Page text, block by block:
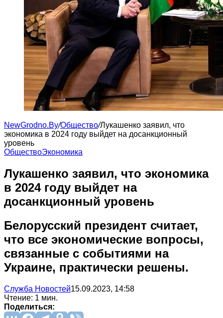
NewGrodno.By/Общество/Лукашенко заявил, что
экономика в 2024 году выйдет на досанкционный
уровень
ОбществоЭкономика
Лукашенко заявил, что экономика
в 2024 году выйдет на
досанкционный уровень
Белорусский президент считает,
что все экономические вопросы,
связанные с событиями на
Украине, практически решены.
Служба Новостей15.09.2023, 14:58
Чтение: 1 мин.
Поделиться: